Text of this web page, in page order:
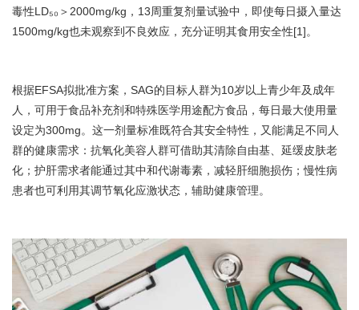
毒性LD₅₀＞2000mg/kg，13周重复剂量试验中，即使每日摄入量达
1500mg/kg也未观察到不良效应，充分证明其食用安全性[1]。
根据EFSA拟批准方案，SAG的目标人群为10岁以上青少年及成年
人，可用于食品补充剂和特殊医学用途配方食品，每日最大使用量
设定为300mg。这一剂量标准既符合其安全特性，又能满足不同人
群的健康需求：抗氧化美容人群可借助其清除自由基、延缓皮肤老
化；护肝需求者能通过其中和代谢毒素，减轻肝细胞损伤；慢性病
患者也可利用其调节氧化应激状态，辅助健康管理。